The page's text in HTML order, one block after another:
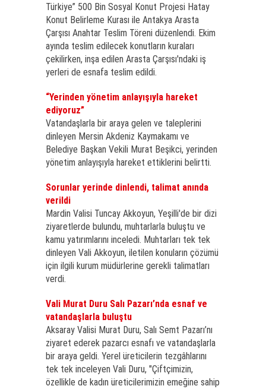
Türkiye” 500 Bin Sosyal Konut Projesi Hatay
Konut Belirleme Kurası ile Antakya Arasta
Çarşısı Anahtar Teslim Töreni düzenlendi. Ekim
ayında teslim edilecek konutların kuraları
çekilirken, inşa edilen Arasta Çarşısı'ndaki iş
yerleri de esnafa teslim edildi.
“Yerinden yönetim anlayışıyla hareket
ediyoruz”
Vatandaşlarla bir araya gelen ve taleplerini
dinleyen Mersin Akdeniz Kaymakamı ve
Belediye Başkan Vekili Murat Beşikci, yerinden
yönetim anlayışıyla hareket ettiklerini belirtti.
Sorunlar yerinde dinlendi, talimat anında
verildi
Mardin Valisi Tuncay Akkoyun, Yeşilli'de bir dizi
ziyaretlerde bulundu, muhtarlarla buluştu ve
kamu yatırımlarını inceledi. Muhtarları tek tek
dinleyen Vali Akkoyun, iletilen konuların çözümü
için ilgili kurum müdürlerine gerekli talimatları
verdi.
Vali Murat Duru Salı Pazarı’nda esnaf ve
vatandaşlarla buluştu
Aksaray Valisi Murat Duru, Salı Semt Pazarı’nı
ziyaret ederek pazarcı esnafı ve vatandaşlarla
bir araya geldi. Yerel üreticilerin tezgâhlarını
tek tek inceleyen Vali Duru, "Çiftçimizin,
özellikle de kadın üreticilerimizin emeğine sahip